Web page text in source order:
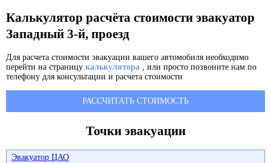
Калькулятор расчёта стоимости эвакуатор
Западный 3-й, проезд
Для расчета стоимости эвакуации вашего автомобиля необходимо
перейти на страницу калькулятора , или просто позвоните нам по
телефону для консультации и расчета стоимости
РАССЧИТАТЬ СТОИМОСТЬ
Точки эвакуации
Эвакуатор ЦАО